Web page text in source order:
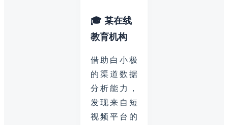
🎓 某在线
教育机构
借助白小极
的渠道数据
分析能力，
发现来自短
视频平台的